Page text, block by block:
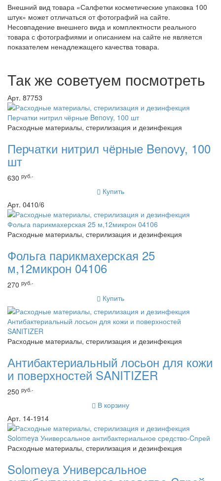
Внешний вид товара «Салфетки косметические упаковка 100
штук» может отличаться от фотографий на сайте.
Несовпадение внешнего вида и комплектности реального
товара с фотографиями и описанием на сайте не является
показателем ненадлежащего качества товара.
Так же советуем посмотреть
Арт. 87753
Расходные материалы, стерилизация и дезинфекция
Перчатки нитрил чёрные Benovy, 100
шт
630 руб.-
Купить
Арт. 0410/6
Расходные материалы, стерилизация и дезинфекция
Фольга парикмахерская 25
м,12микрон 04106
270 руб.-
Купить
Расходные материалы, стерилизация и дезинфекция
Антибактериальный лосьон для кожи
и поверхностей SANITIZER
250 руб.-
В корзину
Арт. 14-1914
Расходные материалы, стерилизация и дезинфекция
Solomeya Универсальное